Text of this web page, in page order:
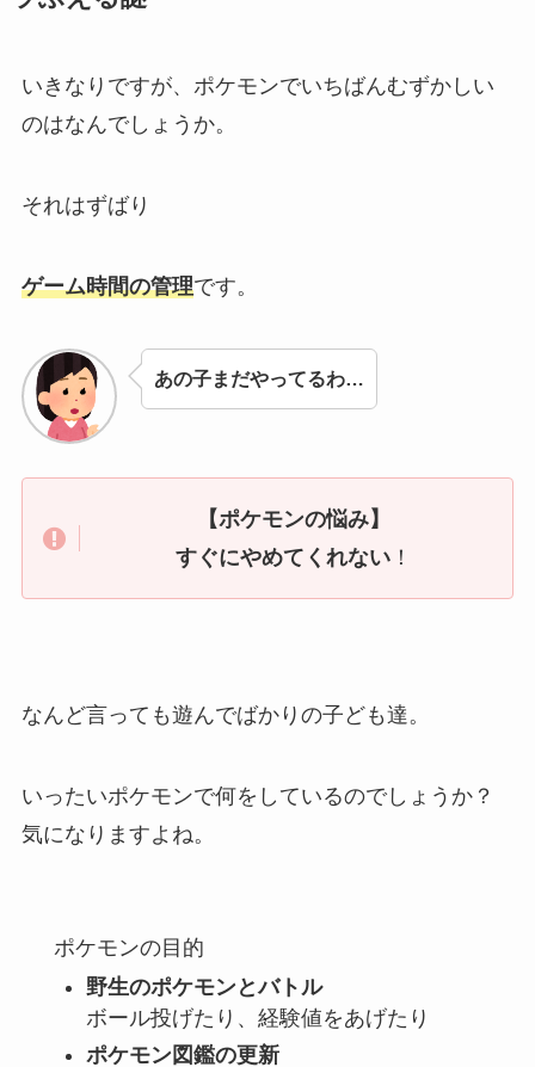
いきなりですが、ポケモンでいちばんむずかしい
のはなんでしょうか。
それはずばり
ゲーム時間の管理です。
あの子まだやってるわ…
【ポケモンの悩み】
すぐにやめてくれない ！
なんど言っても遊んでばかりの子ども達。
いったいポケモンで何をしているのでしょうか？
気になりますよね。
ポケモンの目的
野生のポケモンとバトル
ボール投げたり、経験値をあげたり
ポケモン図鑑の更新